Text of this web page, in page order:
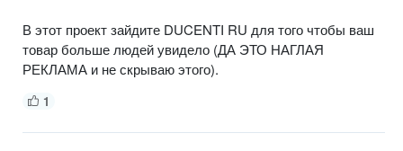
В этот проект зайдите DUCENTI RU для того чтобы ваш
товар больше людей увидело (ДА ЭТО НАГЛАЯ
РЕКЛАМА и не скрываю этого).
1